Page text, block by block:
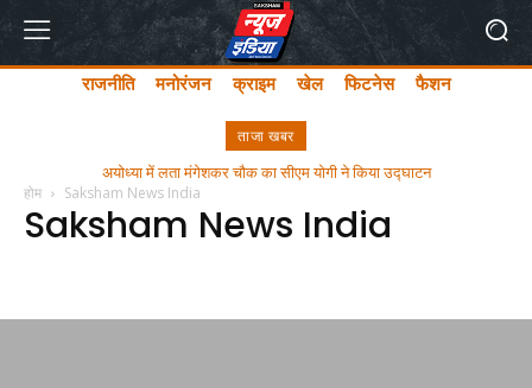
राजनीति मनोरंजन क्राइम खेल फिटनेस फैशन
ताजा खबर
अयोध्या में लता मंगेशकर चौक का सीएम योगी ने किया उद्घाटन
होम Saksham News India
Saksham News India